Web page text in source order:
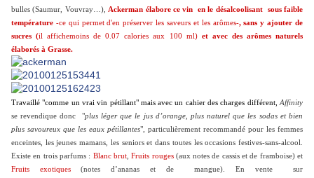
bulles (Saumur, Vouvray…), Ackerman élabore cevin en le désalcoolisant
sous faible
température -ce qui permet d'en préserverles saveurs et les arômes-, sans y ajouter de
sucres (il affichemoins de 0.07 calories aux 100 ml)et avec des arômes naturels
élaborés à Grasse.
Travaillé "comme un vrai vin pétillant" mais avec un cahier des charges différent, Affinity
se revendique donc "plus léger quele jus d’orange, plus naturel que les sodas et bien
plus savoureux que les eaux pétillantes", particulièrement recommandé pour les femmes
enceintes, les jeunes mamans, les seniors et dans toutes les occasions festives-sans-alcool.
Existe en trois parfums : Blanc brut,Fruits rouges(aux notesde cassis et de framboise) et
Fruits exotiques(notesd’ananas et de
mangue). En vente sur